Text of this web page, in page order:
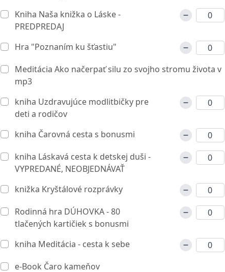
Kniha Naša knižka o Láske -
PREDPREDAJ
Hra "Poznaním ku šťastiu"
Meditácia Ako načerpať silu zo svojho stromu života v
mp3
kniha Uzdravujúce modlitbičky pre
deti a rodičov
kniha Čarovná cesta s bonusmi
kniha Láskavá cesta k detskej duši -
VYPREDANÉ, NEOBJEDNÁVAŤ
knižka Kryštálové rozprávky
Rodinná hra DÚHOVKA - 80
tlačených kartičiek s bonusmi
kniha Meditácia - cesta k sebe
e-Book Čaro kameňov